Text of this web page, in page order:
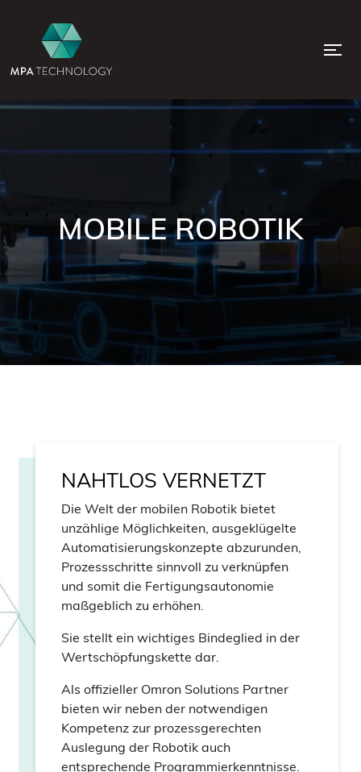
MOBILE ROBOTIK
NAHTLOS VERNETZT
Die Welt der mobilen Robotik bietet
unzählige Möglichkeiten, ausgeklügelte
Automatisierungskonzepte abzurunden,
Prozessschritte sinnvoll zu verknüpfen
und somit die Fertigungsautonomie
maßgeblich zu erhöhen.
Sie stellt ein wichtiges Bindeglied in der
Wertschöpfungskette dar.
Als offizieller Omron Solutions Partner
bieten wir neben der notwendigen
Kompetenz zur prozessgerechten
Auslegung der Robotik auch
entsprechende Programmierkenntnisse.